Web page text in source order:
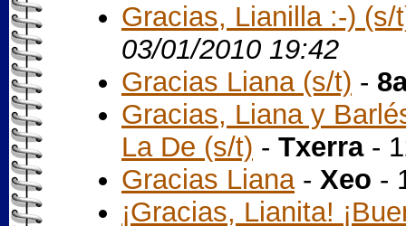
Gracias, Lianilla :-) (s/
03/01/2010 19:42
Gracias Liana (s/t) -
Gracias, Liana y
La De (s/t) - Txerra-
Gracias Liana- Xeo -
¡Gracias, Lianita!